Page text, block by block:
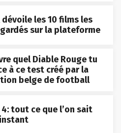
les 10 films les
sur la plateforme
quel Diable Rouge tu
à ce test créé par la
belge de football
tout ce que l’on sait